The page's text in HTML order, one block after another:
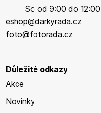
So od 9:00 do 12:00
eshop@darkyrada.cz
foto@fotorada.cz
Důležité odkazy
Akce
Novinky